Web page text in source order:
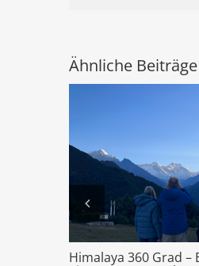
Ähnliche Beiträge
Himalaya 360 Grad –